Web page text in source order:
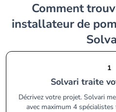
Comment trouver le meilleur
installateur de
1
Solvari traite
Décrivez votre projet. Solvari
avec maximum 4